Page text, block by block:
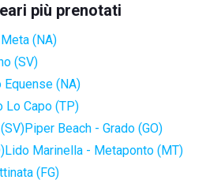
più prenotati
(NA)
(SV)
(NA)
Lo Capo (TP)
Piper Beach - Grado (GO)
Lido Marinella - Metaponto (MT)
(FG)